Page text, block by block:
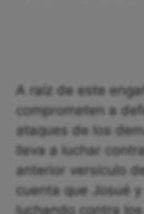
A raíz de este
comprometen a
ataques de los
lleva a luchar
anterior versículo
cuenta que Josué
luchando contra